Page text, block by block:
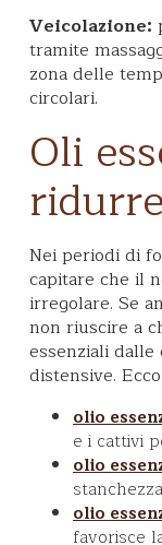
Veicolazione:
tramite
zona delle
circolari.
Oli
Nei periodi di
capitare che il
irregolare. Se
non riuscire a
essenziali dalle
distensive.
olio
e i cattivi
olio
olio
favorisce